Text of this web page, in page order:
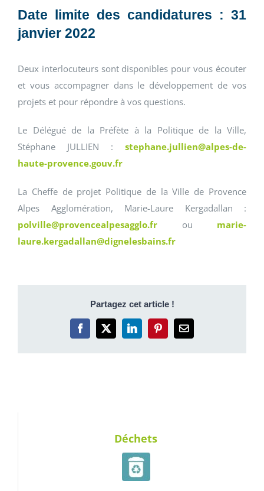
Date limite des candidatures : 31
janvier 2022
Deux interlocuteurs sont disponibles pour vous écouter
et vous accompagner dans le développement de vos
projets et pour répondre à vos questions.
Le Délégué de la Préfète à la Politique de la Ville,
Stéphane JULLIEN : stephane.jullien@alpes-de-
haute-provence.gouv.fr
La Cheffe de projet Politique de la Ville de Provence
Alpes Agglomération, Marie-Laure Kergadallan :
polville@provencealpesagglo.fr ou marie-
laure.kergadallan@dignelesbains.fr
Partagez cet article !
Facebook
X LinkedInPinterestEmail
Déchets